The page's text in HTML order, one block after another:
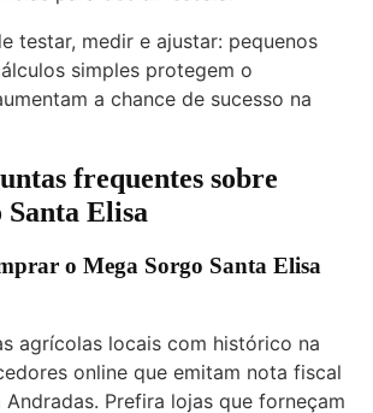
testar, medir e ajustar: pequenos
simples protegem o
a chance de sucesso na
frequentes sobre
Santa Elisa
o Mega Sorgo Santa Elisa
agrícolas locais com histórico na
online que emitam nota fiscal
Prefira lojas que forneçam